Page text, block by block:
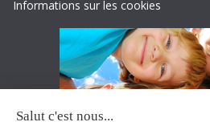
Informations sur les cookies